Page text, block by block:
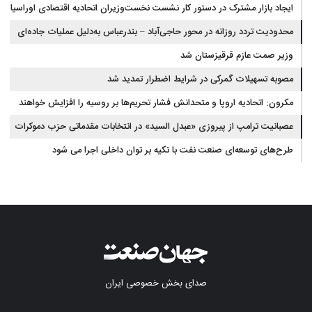
ایجاد بازار مشترک در دستور کار نشست نخست‌وزیران اتحادیه اقتصادی اوراسیا
محدودیت تردد روزانه در محور حاجی‌آباد – بندرعباس به‌دلیل عملیات جاده‌ای
وزیر صمت عازم قرقیزستان شد
مصوبه تسهیلات گمرکی در شرایط اضطرار تمدید شد
مکرون: اتحادیه اروپا و متحدانش فشار تحریم‌ها بر روسیه را افزایش خواهند
دادعصبانیت ترامپ از پیروزی «عبدل السید» در انتخابات مقدماتی حزب دموکرات
در میشیگان
طرح‌های توسعه‌ای صنعت نفت با تکیه بر توان داخلی اجرا می شود
صدای بخش خصوصی ایران